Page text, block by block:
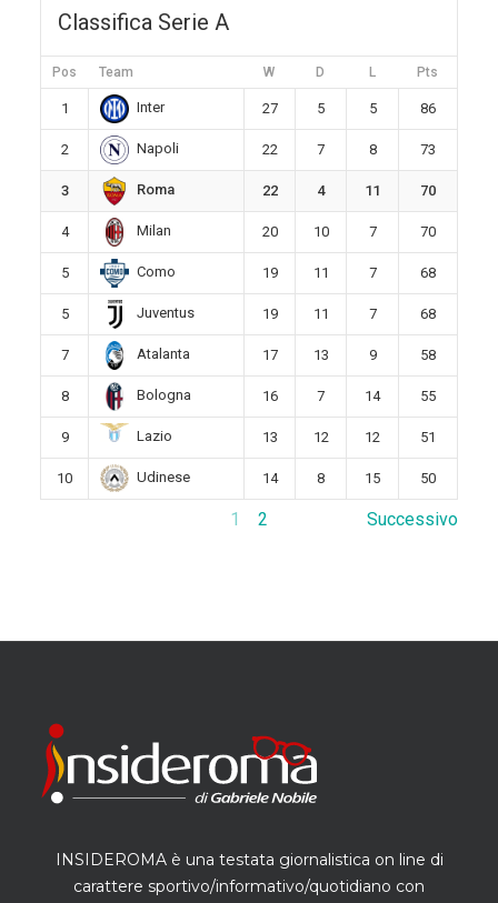
Classifica Serie A
Pos Team W D L Pts
1 Inter 27 5 5 86
2 Napoli 22 7 8 73
3 Roma 22 4 11 70
4 Milan 20 10 7 70
5 Como 19 11 7 68
5 Juventus 19 11 7 68
7 Atalanta 17 13 9 58
8 Bologna 16 7 14 55
9 Lazio 13 12 12 51
10 Udinese 14 8 15 50
1 2 Successivo
INSIDEROMA è una testata giornalistica on line di
carattere sportivo/informativo/quotidiano con